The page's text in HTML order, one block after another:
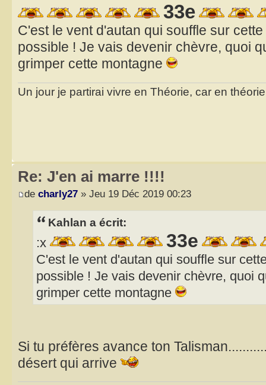
33e
C'est le vent d'autan qui souffle sur
possible ! Je vais devenir chèvre, quoi
grimper cette montagne
Un jour je partirai vivre en Théorie, car en
Re: J'en ai marre !!!!
de charly27 » Jeu 19 Déc 2019 00:23
Kahlan a écrit:
:x 33e
C'est le vent d'autan qui souffle sur
possible ! Je vais devenir chèvre, quoi
grimper cette montagne
Si tu préfères avance ton
désert qui arrive